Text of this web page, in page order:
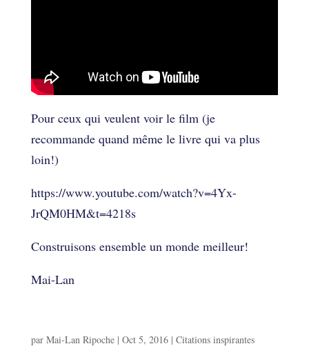
Pour ceux qui veulent voir le film (je
recommande quand même le livre qui va plus
loin!)
https://www.youtube.com/watch?v=4Yx-
JrQM0HM&t=4218s
Construisons ensemble un monde meilleur!
Mai-Lan
par Mai-Lan Ripoche| Oct 5, 2016| Citations inspirantes